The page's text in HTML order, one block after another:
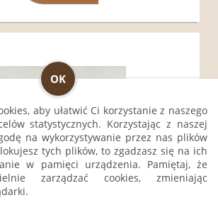
aby ułatwić Ci korzystanie z naszego
statystycznych. Korzystając z naszej
na wykorzystywanie przez nas plików
tych plików, to zgadzasz się na ich
w pamięci urządzenia. Pamiętaj, że
zarządzać cookies, zmieniając
OK